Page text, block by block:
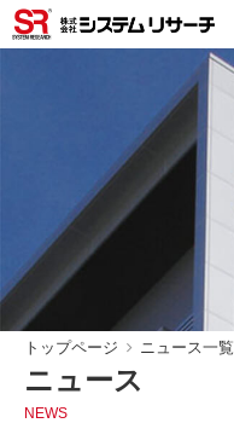
トップページ ニュース一覧
ニュース
NEWS